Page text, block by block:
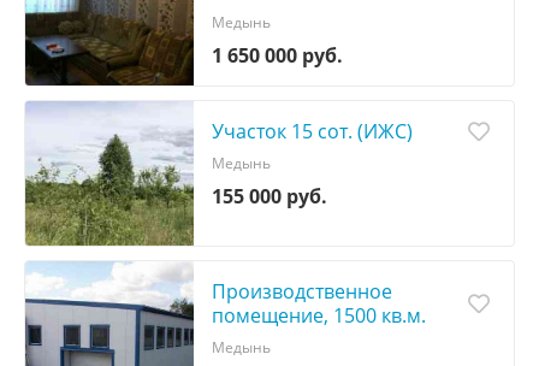
1 650 000 руб.
Медынь
Участок 15 сот. (ИЖС)
155 000 руб.
Медынь
Производственное
помещение, 1500 кв.м.
Медынь